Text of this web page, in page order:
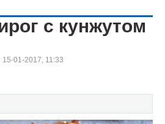
с кунжутом
15-01-2017, 11:33